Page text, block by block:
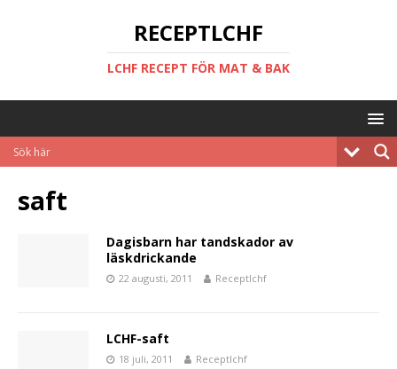
RECEPTLCHF
LCHF RECEPT FÖR MAT & BAK
saft
Dagisbarn har tandskador av
läskdrickande
22 augusti, 2011 Receptlchf
LCHF-saft
18 juli, 2011 Receptlchf